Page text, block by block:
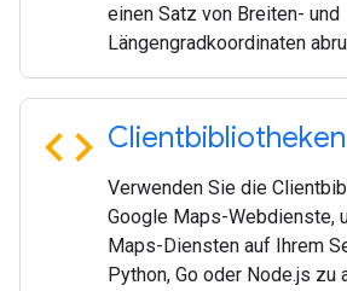
einen Satz von Breiten- und
Längengradkoordinaten
code Clientbibliotheken
Verwenden Sie die
Google Maps-Webdienste,
Maps-Diensten auf Ihrem
Python, Go oder Node.js zu